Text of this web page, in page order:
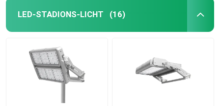
LED-STADIONS-LICHT (16)